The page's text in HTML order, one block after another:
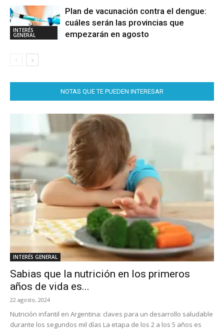
INTERÉS
GENERAL
Plan de vacunación contra el dengue:
cuáles serán las provincias que
empezarán en agosto
NOTAS QUE TE PUEDEN INTERESAR
INTERÉS GENERAL
Sabias que la nutrición en los primeros
años de vida es...
22 agosto, 2024
Nutrición infantil en Argentina: claves para un desarrollo saludable
durante los segundos mil días La etapa de los 2 a los 5 años es